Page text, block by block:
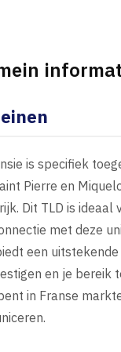
is specifiek
Pierre en
Dit TLD is ideaal
met deze
een
en je bereik
in Franse